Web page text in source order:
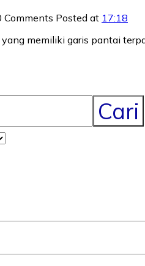
Comments Posted at 17:18
memiliki garis pantai
Cari